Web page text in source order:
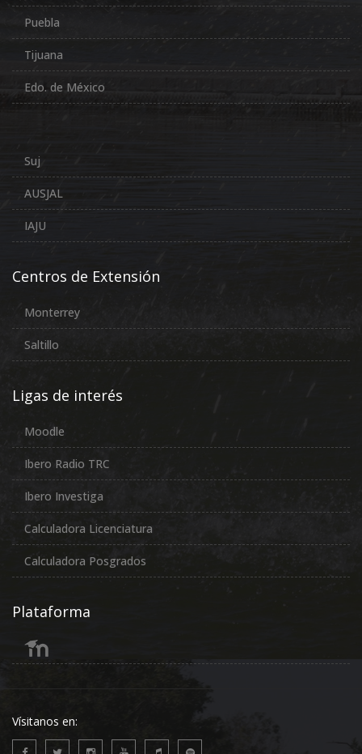
Puebla
Tijuana
Edo. de México
Suj
AUSJAL
IAJU
Centros de Extensión
Monterrey
Saltillo
Ligas de interés
Moodle
Ibero Radio TRC
Ibero Investiga
Calculadora Licenciatura
Calculadora Posgrados
Plataforma
Vísitanos en: